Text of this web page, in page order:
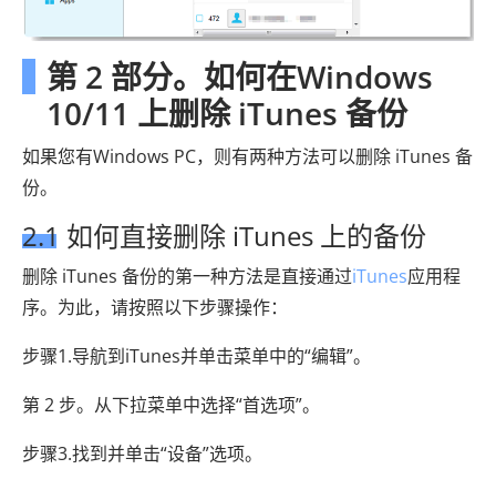
第 2 部分。如何在Windows
10/11 上删除 iTunes 备份
如果您有Windows PC，则有两种方法可以删除 iTunes 备
份。
2.1 如何直接删除 iTunes 上的备份
删除 iTunes 备份的第一种方法是直接通过iTunes应用程
序。为此，请按照以下步骤操作：
步骤1.导航到iTunes并单击菜单中的“编辑”。
第 2 步。从下拉菜单中选择“首选项”。
步骤3.找到并单击“设备”选项。